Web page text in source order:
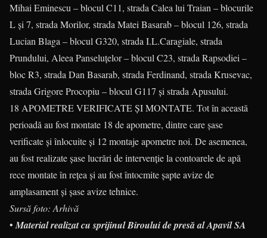
Mihai Eminescu – blocul C11, strada Calea lui Traian – blocurile
L și 7, strada Morilor, strada Matei Basarab – blocul 126, strada
Lucian Blaga – blocul G320, strada I.L.Caragiale, strada
Prundului, Aleea Panseluțelor – blocul C23, strada Rapsodiei –
bloc R3, strada Dan Basarab, strada Ferdinand, strada Krusevac,
strada Grigore Procopiu – blocul G117 și strada Apusului.
18 APOMETRE VERIFICATE ŞI MONTATE. Tot în această
perioadă au fost montate 18 de apometre, dintre care șase
verificate și înlocuite și 12 montaje apometre noi. De asemenea,
au fost realizate șase lucrări de intervenție la contoarele de apă
rece montate în rețea și au fost întocmite șapte avize de
amplasament și șase avize tehnice.
Sursă foto: Arhivă
• Material realizat cu sprijinul Biroului de presă al Apavil SA